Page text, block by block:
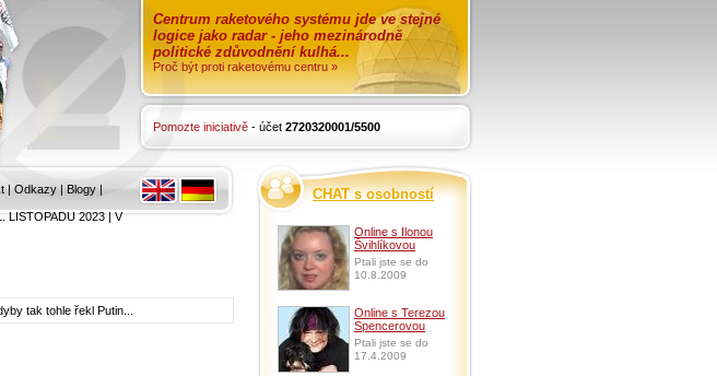
Centrum raketového systému jde ve stejné
logice jako radar - jeho mezinárodně
politické zdůvodnění kulhá...
Proč být proti raketovému centru »
Pomozte iniciativě - účet 2720320001/5500
| Odkazy | Blogy |
LISTOPADU 2023|V
tak tohle řekl Putin...
CHAT s osobností
Online s Ilonou
Švihlíkovou
Ptali jste se do
10.8.2009
Online s Terezou
Spencerovou
Ptali jste se do
17.4.2009